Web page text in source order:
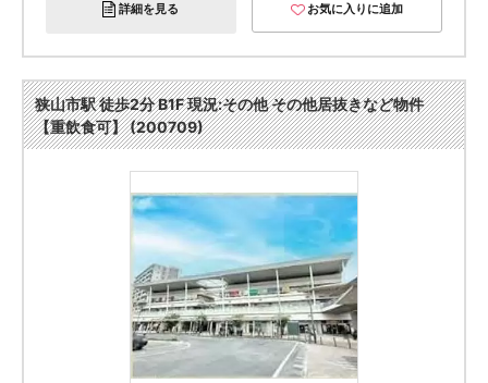
詳細を見る お気に入りに追加
狭山市駅 徒歩2分 B1F 現況:その他 その他居抜きなど物件
【重飲食可】 (200709)